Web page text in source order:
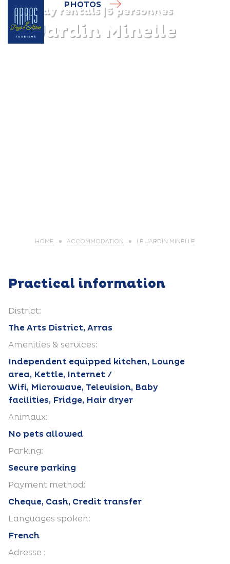
Holiday rentals |6 personnes
Le Jardin Minelle
PHOTOS
HOME ACCOMMODATION LE JARDIN MINELLE
Practical information
District:
The Arts District, Arras
Amenities & services:
Independent equipped kitchen, Lounge
area, Kettle, Internet /
Wifi, Microwave, Television, Baby
facilities, Fridge, Hair dryer
Animaux:
No pets allowed
Parking:
Secure parking
Payment method:
Cheque, Cash, Credit transfer
Languages spoken:
French
Adresse :